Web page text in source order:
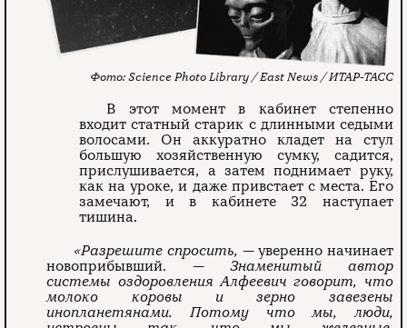
Science Photo Library / East News /ИТАР-ТАСС
В этот момент в кабинет степенно
входит статный старик с длинными седыми
волосами. Он аккуратно кладет на стул
большую хозяйственную сумку, садится,
прислушивается, а затем поднимает руку,
как на уроке, и даже привстает с места. Его
замечают, и в кабинете 32 наступает
тишина.
«Разрешите спросить, — уверенно начинает
новоприбывший. —Знаменитый автор
системы оздоровления Алфеевич говорит, что
молоко коровы и зерно завезены
инопланетянами. Потому что мы, люди,